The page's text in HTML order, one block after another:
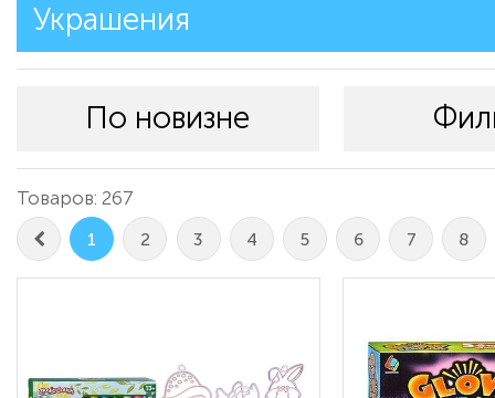
Украшения
По новизне
Товаров: 267
1 2 3 4 5 6 7 8